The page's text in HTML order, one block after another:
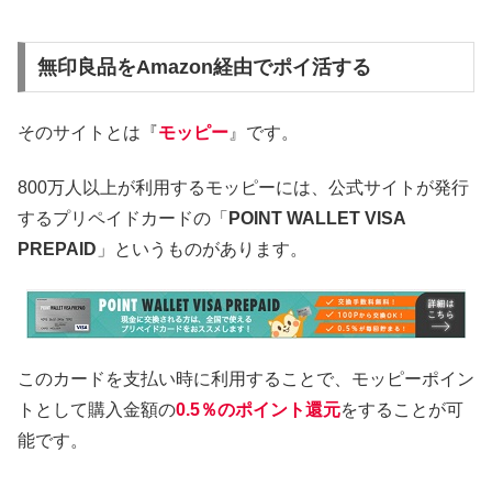
無印良品をAmazon経由でポイ活する
そのサイトとは『モッピー 』です。
800万人以上が利用するモッピーには、公式サイトが発行
するプリペイドカードの「 POINT WALLET VISA
PREPAID 」というものがあります。
このカードを支払い時に利用することで、モッピーポイン
トとして購入金額の0.5％のポイント還元をすることが可
能です。